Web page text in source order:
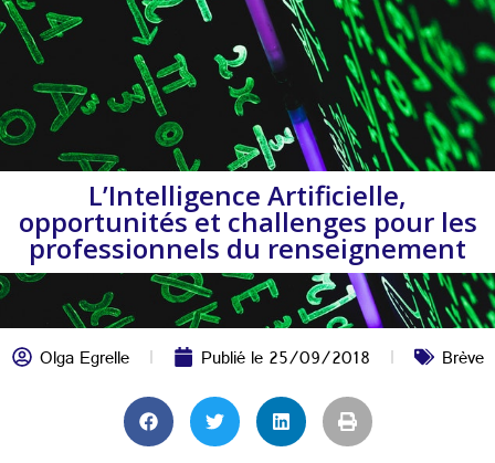
L’Intelligence Artificielle,
opportunités et challenges pour les
professionnels du renseignement
Olga Egrelle Publié le25/09/2018 Brève